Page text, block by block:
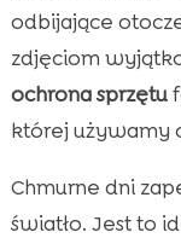
odbijające
zdjęciom
ochrona sprzętu
której używamy
Chmurne dni
światło. Jest to